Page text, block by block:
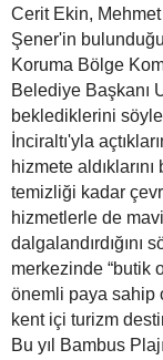
Cerit Ekin, Mehmet
Şener'in bulunduğu
Koruma Bölge
Belediye Başkanı
beklediklerini
İnciraltı'yla
hizmete
temizliği kadar
hizmetlerle de
dalgalandırdığını
merkezinde “butik
önemli paya sahip
kent içi turizm
Bu yıl Bambus